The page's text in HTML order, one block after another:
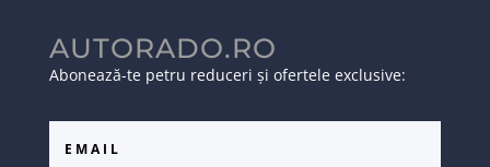
AUTORADO.RO
Abonează-te petru reduceri și ofertele exclusive: